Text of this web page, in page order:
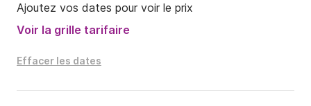
Ajoutez vos dates pour voir le prix
Voir la grille tarifaire
Effacer les dates